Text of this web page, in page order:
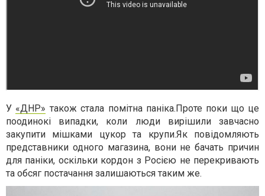
У «ДНР» також стала помітна паніка.Проте поки що це
поодинокі випадки, коли люди вирішили завчасно
закупити мішками цукор та крупи.Як повідомляють
представники одного магазина, вони не бачать причин
для паніки, оскільки кордон з Росією не перекривають
та обсяг постачання залишаються таким же.